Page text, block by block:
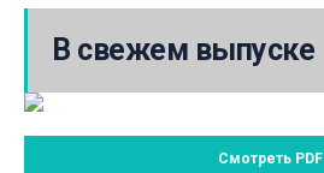
В свежем выпуске
Смотреть PDF